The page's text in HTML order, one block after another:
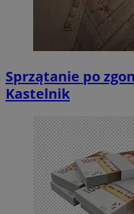
Sprzątanie po
Kastelnik